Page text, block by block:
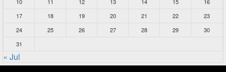
17
18 19 20 21 22
23
24
25 26 27 28 29
30
31
« Jul